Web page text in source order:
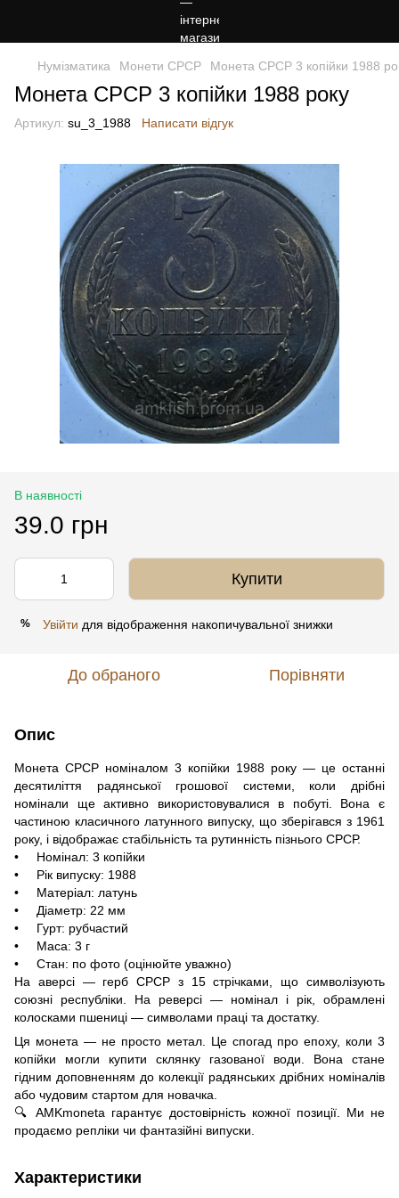
Нумізматика Монети СРСР Монета СРСР 3 копійки 1988
Монета СРСР 3 копійки 1988 року
Артикул: su_3_1988 Написати відгук
В наявності
39.0 грн
Купити
% Увійти для відображення накопичувальної знижки
До обраного Порівняти
Опис
Монета СРСР номіналом 3 копійки 1988 року — це останні
десятиліття радянської грошової системи, коли дрібні
номінали ще активно використовувалися в побуті. Вона є
частиною класичного латунного випуску, що зберігався з 1961
року, і відображає стабільність та рутинність пізнього СРСР.
• Номінал: 3 копійки
• Рік випуску: 1988
• Матеріал: латунь
• Діаметр: 22 мм
• Гурт: рубчастий
• Маса: 3 г
• Стан: по фото (оцінюйте уважно)
На аверсі — герб СРСР з 15 стрічками, що символізують
союзні республіки. На реверсі — номінал і рік, обрамлені
колосками пшениці — символами праці та достатку.
Ця монета — не просто метал. Це спогад про епоху, коли 3
копійки могли купити склянку газованої води. Вона стане
гідним доповненням до колекції радянських дрібних номіналів
або чудовим стартом для новачка.
🔍 AMKmoneta гарантує достовірність кожної позиції. Ми не
продаємо репліки чи фантазійні випуски.
Характеристики